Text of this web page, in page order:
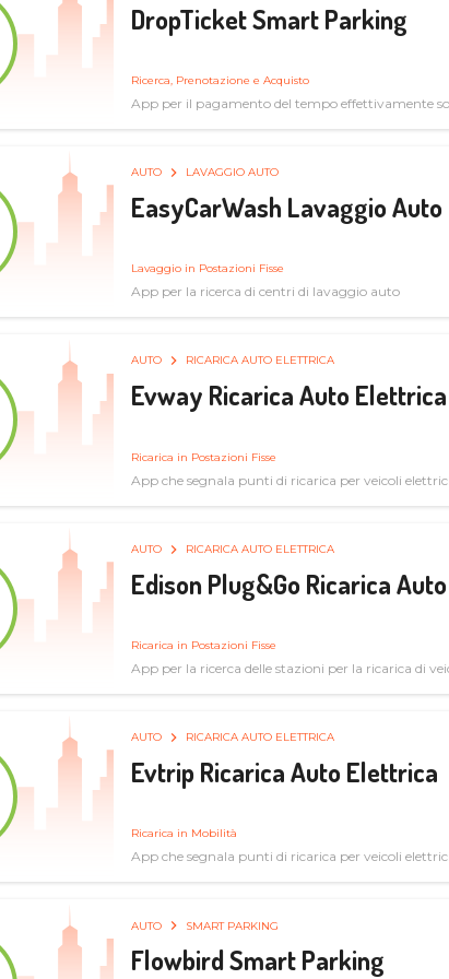
DropTicket Smart Parking
Ricerca, Prenotazione e Acquisto
App per il pagamento del tempo effettivamente
AUTO LAVAGGIO AUTO
EasyCarWash Lavaggio Auto
Lavaggio in Postazioni Fisse
App per la ricerca di centri di lavaggio auto
AUTO RICARICA AUTO ELETTRICA
Evway Ricarica Auto Elettrica
Ricarica in Postazioni Fisse
App che segnala punti di ricarica per veicoli elettrici
AUTO RICARICA AUTO ELETTRICA
Edison Plug&Go Ricarica
Ricarica in Postazioni Fisse
App per la ricerca delle stazioni per la ricarica di
AUTO RICARICA AUTO ELETTRICA
Evtrip Ricarica Auto Elettrica
Ricarica in Mobilità
App che segnala punti di ricarica per veicoli elettrici
AUTO SMART PARKING
Flowbird Smart Parking